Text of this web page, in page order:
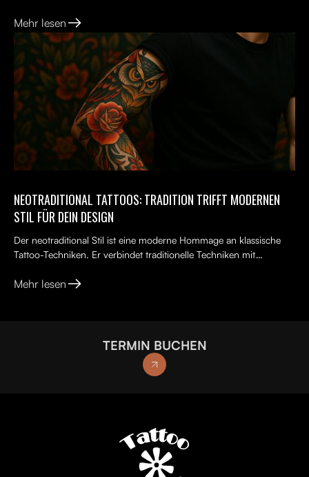
Mehr lesen
NEOTRADITIONAL TATTOOS: TRADITION TRIFFT MODERNEN
STIL FÜR DEIN DESIGN
Der neotraditional Stil ist eine moderne Hommage an klassische
Tattoo-Techniken. Er verbindet traditionelle Techniken mit
Mehr lesen
TERMIN BUCHEN